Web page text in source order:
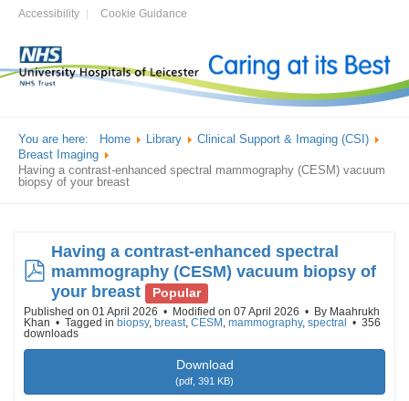
Accessibility Cookie Guidance
You are here: Home Library
Clinical Support & Imaging (CSI)
Breast Imaging
Having a contrast-enhanced spectral mammography (CESM) vacuum
biopsy of your breast
pdf
Having a contrast-enhanced spectral
mammography (CESM) vacuum biopsy of
your breast
Popular
Published on 01 April 2026 Modified on 07 April 2026 By Maahrukh
Khan
Tagged in biopsy, breast, CESM , mammography, spectral
356
downloads
Download
(pdf, 391 KB)